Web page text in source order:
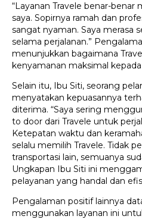
“Layanan Travele benar-benar
saya. Sopirnya ramah dan
sangat nyaman. Saya merasa
selama perjalanan.”
menunjukkan bagaimana
kenyamanan maksimal
Selain itu, Ibu Siti, seorang
menyatakan kepuasannya
diterima. “Saya sering
to door dari Travele untuk
Ketepatan waktu dan
selalu memilih Travele. Tidak
transportasi lain, semuanya
Ungkapan Ibu Siti ini
pelayanan yang handal dan
Pengalaman positif lainnya
menggunakan layanan ini